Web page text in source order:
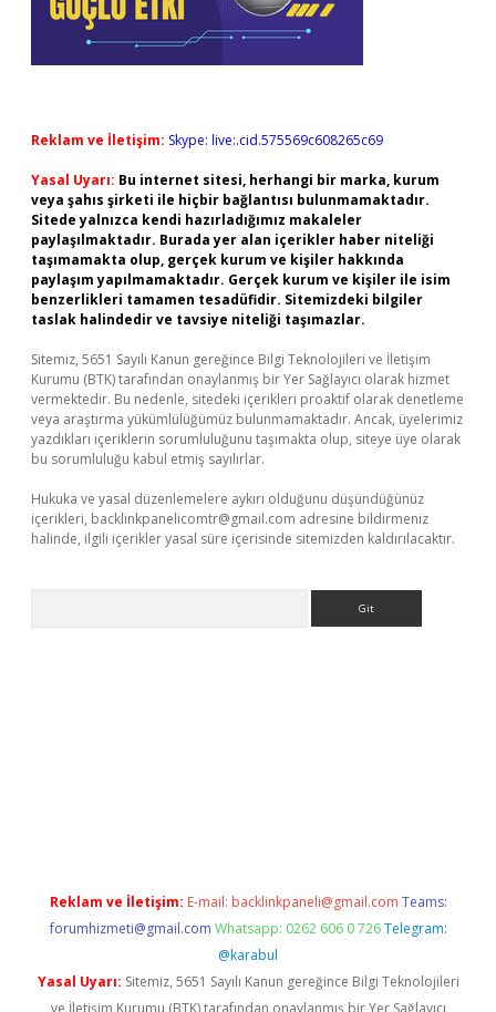
Reklam ve İletişim: Skype: live:.cid.575569c608265c69
Yasal Uyarı: Bu internet sitesi, herhangi bir marka, kurum
veya şahıs şirketi ile hiçbir bağlantısı bulunmamaktadır.
Sitede yalnızca kendi hazırladığımız makaleler
paylaşılmaktadır. Burada yer alan içerikler haber niteliği
taşımamakta olup, gerçek kurum ve kişiler hakkında
paylaşım yapılmamaktadır. Gerçek kurum ve kişiler ile isim
benzerlikleri tamamen tesadüfidir. Sitemizdeki bilgiler
taslak halindedir ve tavsiye niteliği taşımazlar.
Sitemiz, 5651 Sayılı Kanun gereğince Bilgi Teknolojileri ve İletişim
Kurumu (BTK) tarafından onaylanmış bir Yer Sağlayıcı olarak hizmet
vermektedir. Bu nedenle, sitedeki içerikleri proaktif olarak denetleme
veya araştırma yükümlülüğümüz bulunmamaktadır. Ancak, üyelerimiz
yazdıkları içeriklerin sorumluluğunu taşımakta olup, siteye üye olarak
bu sorumluluğu kabul etmiş sayılırlar.
Hukuka ve yasal düzenlemelere aykırı olduğunu düşündüğünüz
içerikleri, backlinkpanelicomtr@gmail.com adresine bildirmeniz
halinde, ilgili içerikler yasal süre içerisinde sitemizden kaldırılacaktır.
Reklam ve İletişim: E-mail: backlinkpaneli@gmail.com Teams:
forumhizmeti@gmail.com Whatsapp: 0262 606 0 726 Telegram:
@karabul
Yasal Uyarı: Sitemiz, 5651 Sayılı Kanun gereğince Bilgi Teknolojileri
ve İletişim Kurumu (BTK) tarafından onaylanmış bir Yer Sağlayıcı